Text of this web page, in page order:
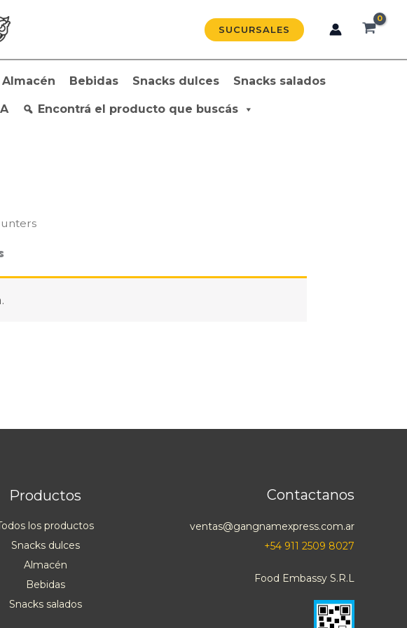
SUCURSALES
Almacén Bebidas Snacks dulces Snacks salados
Encontrá el producto que buscás
Productos
los productos
Snacks dulces
Almacén
Bebidas
Snacks salados
Contactanos
ventas@gangnamexpress.com.ar
+54 911 2509 8027
Food Embassy S.R.L